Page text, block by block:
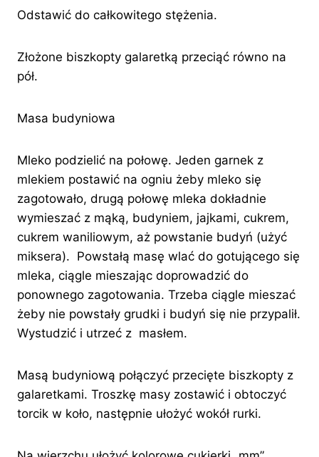
Odstawić do całkowitego stężenia.
Złożone biszkopty galaretką przeciąć równo na
pół.
Masa budyniowa
Mleko podzielić na połowę. Jeden garnek z
mlekiem postawić na ogniu żeby mleko się
zagotowało, drugą połowę mleka dokładnie
wymieszać z mąką, budyniem, jajkami, cukrem,
cukrem waniliowym, aż powstanie budyń (użyć
miksera). Powstałą masę wlać do gotującego się
mleka, ciągle mieszając doprowadzić do
ponownego zagotowania. Trzeba ciągle mieszać
żeby nie powstały grudki i budyń się nie przypalił.
Wystudzić i utrzeć z masłem.
Masą budyniową połączyć przecięte biszkopty z
galaretkami. Troszkę masy zostawić i obtoczyć
torcik w koło, następnie ułożyć wokół rurki.